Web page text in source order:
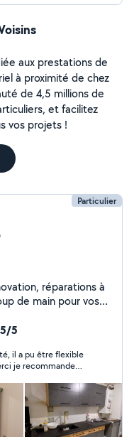
aux prestations de
à proximité de chez
de 4,5 millions de
et facilitez
vos projets !
Particulier
dans différents
vous et je suis
pour en discuter !
5
il a pu être flexible
je recommande